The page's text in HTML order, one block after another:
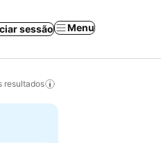
sessão Menu
resultados